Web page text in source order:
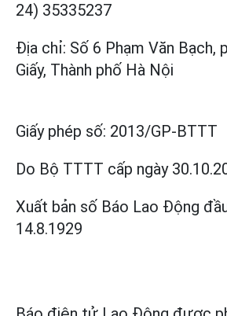
24) 35335237
Địa chỉ: Số 6 Phạm Văn Bạch,
Giấy, Thành phố Hà Nội
Giấy phép số: 2013/GP-BTTT
Do Bộ TTTT cấp ngày
Xuất bản số Báo Lao Động
14.8.1929